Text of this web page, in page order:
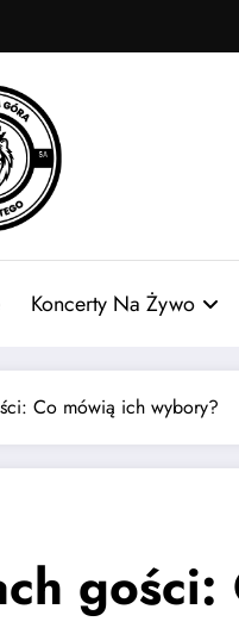
Koncerty Na Żywo
Co mówią ich wybory?
gości: